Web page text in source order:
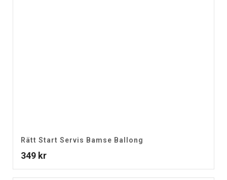
Rätt Start Servis Bamse Ballong
349 kr